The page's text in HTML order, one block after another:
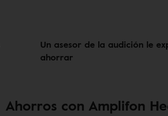
Un asesor de la audición le
ahorrar
Ahorros con Amplifon